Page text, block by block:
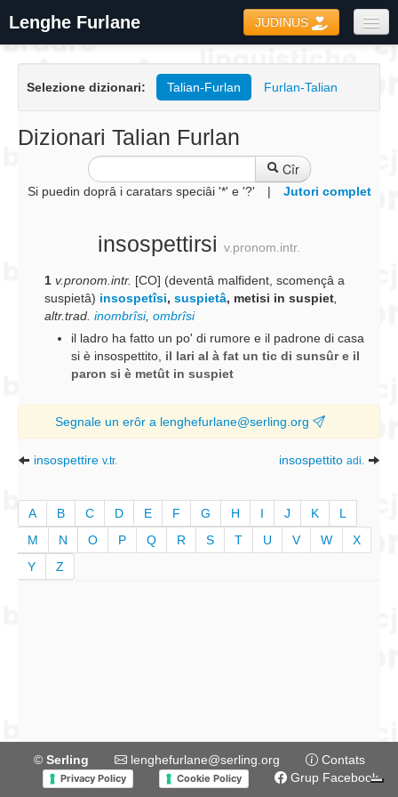
Lenghe Furlane JUDINUS
Formari
Coretôr Ortografic
Informazions
Selezione dizionari: Talian-Furlan Furlan-Talian
Dizionari Talian Furlan
Cîr
Si puedin doprâ i caratars speciâi '*' e '?' | Jutori complet
insospettirsi v.pronom.intr.
1 v.pronom.intr. [CO] (deventâ malfident, scomençâ a
suspietâ) insospetîsi, suspietâ, metisi in suspiet
altr.trad. inombrîsi, ombrîsi
il ladro ha fatto un po' di rumore e il padrone di casa
si è insospettito il lari al à fat un tic di sunsûr e il
paron si è metût in suspiet
Segnale un erôr a lenghefurlane@serling.org
insospettire v.tr. insospettito adi.
A B C D E F G H I J K
L
M
N O P Q R S T U V W
X
Y
Z
© Serling lenghefurlane@serling.org Contats
Privacy Policy Cookie Policy Grup Facebook